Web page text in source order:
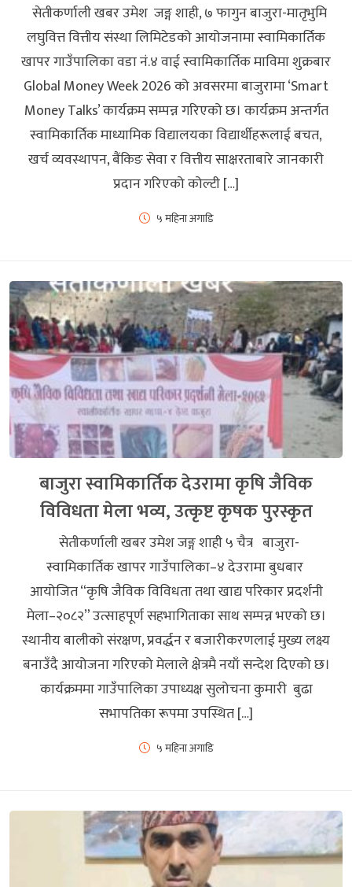
सेतीकर्णाली खबर उमेश जङ्ग शाही, ७ फागुन बाजुरा-मातृभुमि
लघुवित्त वित्तीय संस्था लिमिटेडको आयोजनामा स्वामिकार्तिक
खापर गाउँपालिका वडा नं.४ वाई स्वामिकार्तिक माविमा शुक्रबार
Global Money Week 2026 को अवसरमा बाजुरामा ‘Smart
Money Talks’ कार्यक्रम सम्पन्न गरिएको छ। कार्यक्रम अन्तर्गत
स्वामिकार्तिक माध्यामिक विद्यालयका विद्यार्थीहरूलाई बचत,
खर्च व्यवस्थापन, बैंकिङ सेवा र वित्तीय साक्षरताबारे जानकारी
प्रदान गरिएको कोल्टी […]
५ महिना अगाडि
बाजुरा स्वामिकार्तिक देउरामा कृषि जैविक
विविधता मेला भव्य, उत्कृष्ट कृषक पुरस्कृत
सेतीकर्णाली खबर उमेश जङ्ग शाही ५ चैत्र बाजुरा-
स्वामिकार्तिक खापर गाउँपालिका–४ देउरामा बुधबार
आयोजित “कृषि जैविक विविधता तथा खाद्य परिकार प्रदर्शनी
मेला–२०८२” उत्साहपूर्ण सहभागिताका साथ सम्पन्न भएको छ।
स्थानीय बालीको संरक्षण, प्रवर्द्धन र बजारीकरणलाई मुख्य लक्ष्य
बनाउँदै आयोजना गरिएको मेलाले क्षेत्रमै नयाँ सन्देश दिएको छ।
कार्यक्रममा गाउँपालिका उपाध्यक्ष सुलोचना कुमारी बुढा
सभापतिका रूपमा उपस्थित […]
५ महिना अगाडि